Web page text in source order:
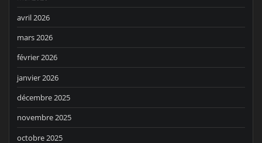
avril 2026
mars 2026
février 2026
janvier 2026
décembre 2025
novembre 2025
octobre 2025